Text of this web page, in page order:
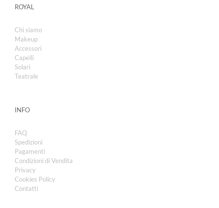
ROYAL
Chi siamo
Makeup
Accessori
Capelli
Solari
Teatrale
INFO
FAQ
Spedizioni
Pagamenti
Condizioni di Vendita
Privacy
Cookies Policy
Contatti